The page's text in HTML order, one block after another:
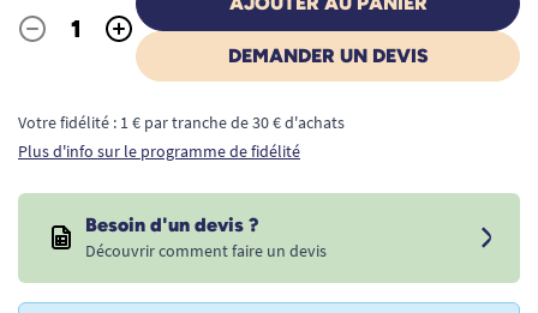
Quantité
- +
DEMANDER UN DEVIS
Votre fidélité : 1 € par tranche de 30 € d'achats
Plus d'info sur le programme de fidélité
Besoin d'un devis ?
Découvrir comment faire un devis